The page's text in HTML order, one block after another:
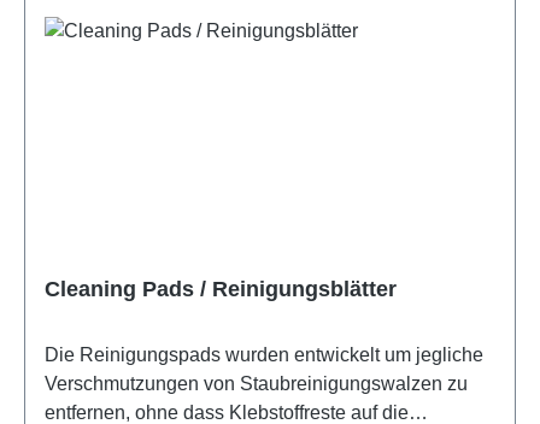
Cleaning Pads / Reinigungsblätter
Die Reinigungspads wurden entwickelt um jegliche
Verschmutzungen von Staubreinigungswalzen zu
entfernen, ohne dass Klebstoffreste auf die